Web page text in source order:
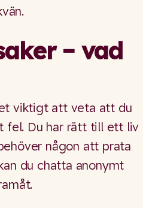
– vad
viktigt att veta att du
fel. Du har rätt till ett liv
någon att prata
du chatta anonymt